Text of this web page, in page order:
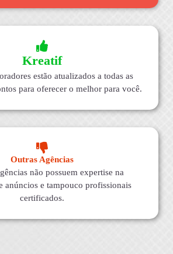
Kreatif
estão atualizados a todas as
para oferecer o melhor para você.
Outras Agências
não possuem expertise na
anúncios e tampouco profissionais
certificados.